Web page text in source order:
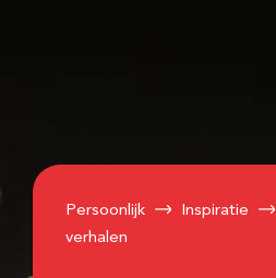
Persoonlijk Inspiratie
verhalen